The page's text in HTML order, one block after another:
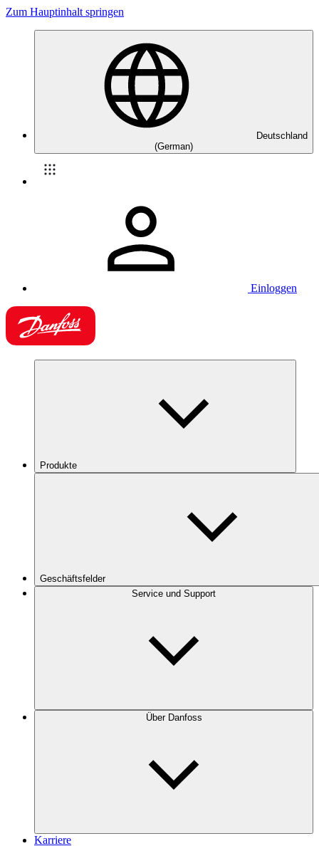
Zum Hauptinhalt springen
Deutschland
(German)
Einloggen
Produkte
Geschäftsfelder
Service und Support
Über Danfoss
Karriere